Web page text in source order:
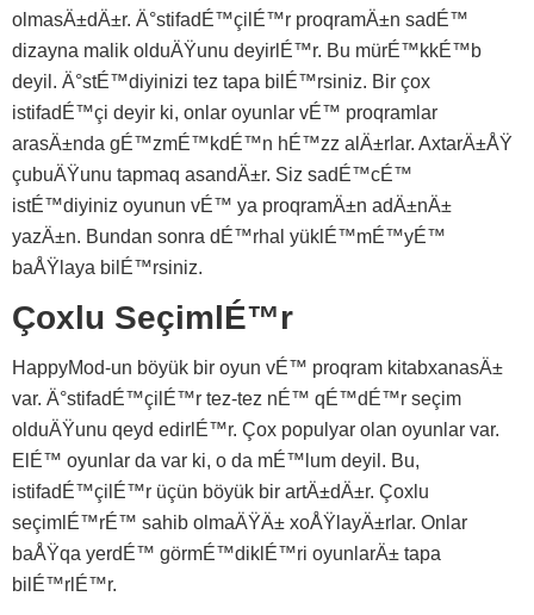
olmasÄ±dÄ±r. Ä°stifadÉ™çilÉ™r proqramÄ±n sadÉ™
dizayna malik olduÄŸunu deyirlÉ™r. Bu mürÉ™kkÉ™b
deyil. Ä°stÉ™diyinizi tez tapa bilÉ™rsiniz. Bir çox
istifadÉ™çi deyir ki, onlar oyunlar vÉ™ proqramlar
arasÄ±nda gÉ™zmÉ™kdÉ™n hÉ™zz alÄ±rlar. AxtarÄ±ÅŸ
çubuÄŸunu tapmaq asandÄ±r. Siz sadÉ™cÉ™
istÉ™diyiniz oyunun vÉ™ ya proqramÄ±n adÄ±nÄ±
yazÄ±n. Bundan sonra dÉ™rhal yüklÉ™mÉ™yÉ™
baÅŸlaya bilÉ™rsiniz.
Çoxlu SeçimlÉ™r
HappyMod-un böyük bir oyun vÉ™ proqram kitabxanasÄ±
var. Ä°stifadÉ™çilÉ™r tez-tez nÉ™ qÉ™dÉ™r seçim
olduÄŸunu qeyd edirlÉ™r. Çox populyar olan oyunlar var.
ElÉ™ oyunlar da var ki, o da mÉ™lum deyil. Bu,
istifadÉ™çilÉ™r üçün böyük bir artÄ±dÄ±r. Çoxlu
seçimlÉ™rÉ™ sahib olmaÄŸÄ± xoÅŸlayÄ±rlar. Onlar
baÅŸqa yerdÉ™ görmÉ™diklÉ™ri oyunlarÄ± tapa
bilÉ™rlÉ™r.